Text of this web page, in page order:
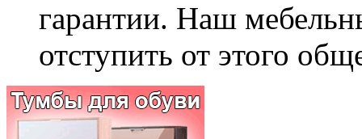
гарантии. Наш
отступить от этого